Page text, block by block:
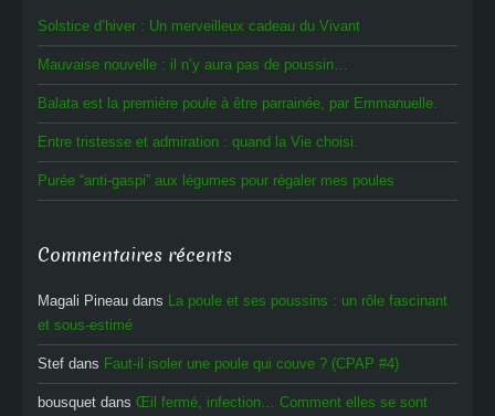
Solstice d’hiver : Un merveilleux cadeau du Vivant
Mauvaise nouvelle : il n’y aura pas de poussin…
Balata est la première poule à être parrainée, par Emmanuelle.
Entre tristesse et admiration : quand la Vie choisi.
Purée “anti-gaspi” aux légumes pour régaler mes poules
Commentaires récents
Magali Pineau dans La poule et ses poussins : un rôle fascinant
et sous-estimé
Stef dans Faut-il isoler une poule qui couve ? (CPAP #4)
bousquet dans Œil fermé, infection… Comment elles se sont